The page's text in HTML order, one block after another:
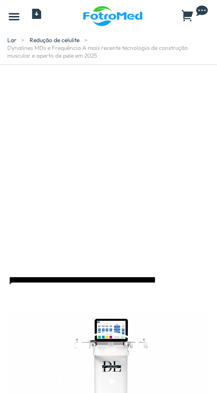
Lar > Redução de celulite
>
Dynalines MDs e Frequência A mais recente tecnologia de construção
muscular e aperto de pele em 2025